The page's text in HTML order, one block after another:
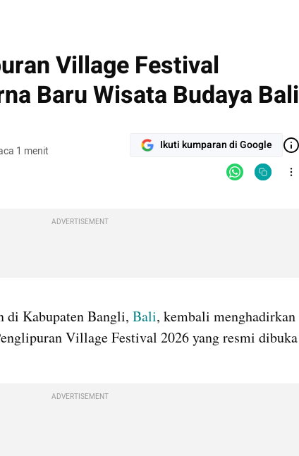
Village Festival
Baru Wisata Budaya Bali
1 menit Ikuti kumparan di Google
ADVERTISEMENT
di Kabupaten Bangli, Bali, kembali menghadirkan
Village Festival 2026 yang resmi dibuka
ADVERTISEMENT